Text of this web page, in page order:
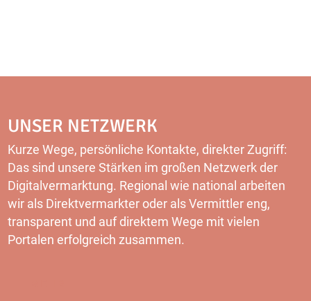
UNSER NETZWERK
Kurze Wege, persönliche Kontakte, direkter Zugriff:
Das sind unsere Stärken im großen Netzwerk der
Digitalvermarktung. Regional wie national arbeiten
wir als Direktvermarkter oder als Vermittler eng,
transparent und auf direktem Wege mit vielen
Portalen erfolgreich zusammen.